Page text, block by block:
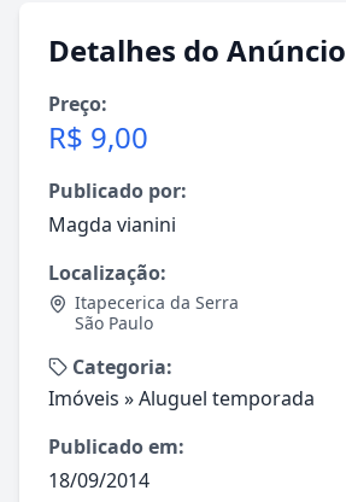
Detalhes do Anúncio
Preço:
R$ 9,00
Publicado por:
Magda vianini
Localização:
Itapecerica da Serra
São Paulo
Categoria:
Imóveis »Aluguel temporada
Publicado em:
18/09/2014